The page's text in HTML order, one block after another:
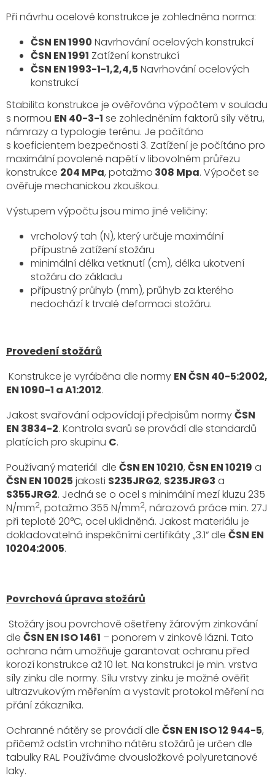
Při návrhu ocelové konstrukce je zohledněna norma:
ČSN EN 1990 Navrhování ocelových konstrukcí
ČSN EN 1991 Zatížení konstrukcí
ČSN EN 1993-1-1,2,4,5 Navrhování ocelových
konstrukcí
Stabilita konstrukce je ověřována výpočtem v souladu
s normou EN 40-3-1 se zohledněním faktorů síly větru,
námrazy a typologie terénu. Je počítáno
s koeficientem bezpečnosti 3. Zatížení je počítáno pro
maximální povolené napětí v libovolném průřezu
konstrukce 204 MPa, potažmo 308 Mpa. Výpočet se
ověřuje mechanickou zkouškou.
Výstupem výpočtu jsou mimo jiné veličiny:
vrcholový tah (N), který určuje maximální
přípustné zatížení stožáru
minimální délka vetknutí (cm), délka ukotvení
stožáru do základu
přípustný průhyb (mm), průhyb za kterého
nedochází k trvalé deformaci stožáru.
Provedení stožárů
Konstrukce je vyráběna dle normy EN ČSN 40-5:2002,
EN 1090-1 a A1:2012.
Jakost svařování odpovídají předpisům normyČSN
EN 3834-2. Kontrola svarů se provádí dle standardů
platících pro skupinu C.
Používaný materiál dle ČSN EN 10210, ČSN EN 10219 a
ČSN EN 10025 jakosti S235JRG2, S235JRG3 a
S355JRG2. Jedná se o ocel s minimální mezí kluzu 235
N/mm2, potažmo 355 N/mm2, nárazová práce min. 27J
při teplotě 20°C, ocel uklidněná. Jakost materiálu je
dokladovatelná inspekčními certifikáty „3.1“ dle ČSN EN
10204:2005.
Povrchová úprava stožárů
Stožáry jsou povrchově ošetřeny žárovým zinkování
dle ČSN EN ISO 1461 – ponorem v zinkové lázni. Tato
ochrana nám umožňuje garantovat ochranu před
korozí konstrukce až 10 let. Na konstrukci je min. vrstva
síly zinku dle normy. Sílu vrstvy zinku je možné ověřit
ultrazvukovým měřením a vystavit protokol měření na
přání zákazníka.
Ochranné nátěry se provádí dle ČSN EN ISO 12 944-5,
přičemž odstín vrchního nátěru stožárů je určen dle
tabulky RAL. Používáme dvousložkové polyuretanové
laky.